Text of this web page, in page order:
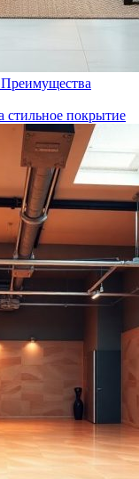
Преимущества
стильное покрытие